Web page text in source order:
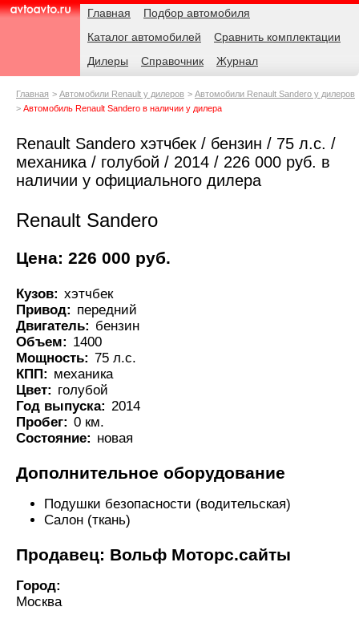
AvtoAvto.ru
Навигация Главная
Подбор автомобиля
Каталог автомобилей
Сравнить комплектации
Дилеры
Справочник Журнал
Родительские
Главная Автомобили Renault у дилеров
Автомобили Renault Sandero у дилеров
Автомобиль Renault Sandero в наличии у дилера
Renault Sandero хэтчбек / бензин / 75 л.с. /
механика / голубой / 2014 / 226 000 руб. в
наличии у официального дилера
Renault Sandero
Цена: 226 000 руб.
Кузов: хэтчбек
Привод: передний
Двигатель: бензин
Объем: 1400
Мощность: 75 л.с.
КПП: механика
Цвет: голубой
Год выпуска: 2014
Пробег: 0 км.
Состояние: новая
Дополнительное оборудование
Подушки безопасности (водительская)
Салон (ткань)
Продавец: Вольф Моторс.сайты
Город:
Москва